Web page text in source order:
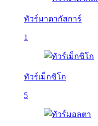
ทัวร์มาดากัสการ์
1
ทัวร์เม็กซิโก
5